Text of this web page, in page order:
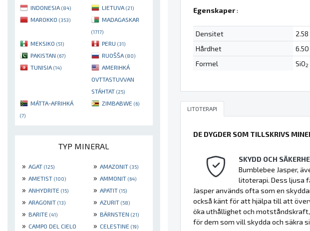
INDONESIA (84) LIETUVA (21)
MAROKKO (353) MADAGASKAR
(1717)
MEKSIKO (51) PERU (31)
PAKISTAN (67) RUOŠŠA (80)
TUNISIA (14)
AMERIHKÁ
OVTTASTUVVAN
STÁHTAT (25)
MÁTTA-AFRIHKÁ
(7)
ZIMBABWE (6)
TYP MINERAL
» AGAT (125) » AMAZONIT (35)
» AMETIST (100) » AMMONIT (64)
» ANHYDRITE (15) » APATIT (15)
» ARAGONIT (13) » AZURIT (58)
» BARITE (41) » BÄRNSTEN (21)
» CAMPO DEL CIELO » CELESTINE (19)
Egenskaper:
Densitet
2.58
Hårdhet
Formel
SiO2
LITOTERAPI
DE DYGDER SOM TILLSKRIVS
SKYDD OCH
Bumblebee Jasper,
litoterapi. Dess ljusa
Jasper används ofta som en
också känt för att hjälpa till att
öka uthållighet och
för dem som vill skydda och säkra